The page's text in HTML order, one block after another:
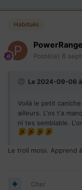
Habitués
Posté(e) 6
Le 2024-09-06 à
Voilà le petit
ailleurs. L'os t'a
ni tes semblable.
Le troll moisi. Apprend
Citer